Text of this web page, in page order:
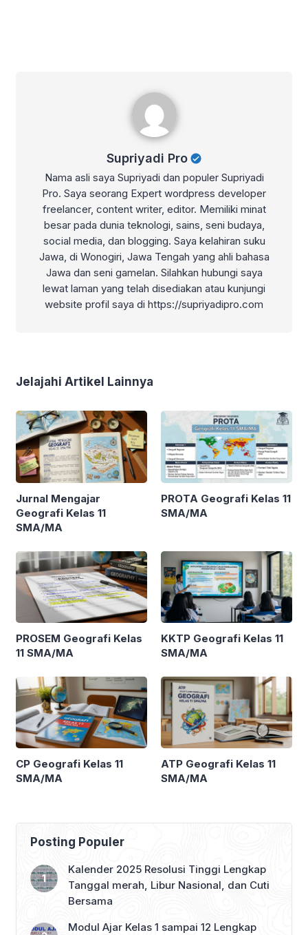
Supriyadi Pro
Nama asli saya Supriyadi dan populer Supriyadi
Pro. Saya seorang Expert wordpress developer
freelancer, content writer, editor. Memiliki minat
besar pada dunia teknologi, sains, seni budaya,
social media, dan blogging. Saya kelahiran suku
Jawa, di Wonogiri, Jawa Tengah yang ahli bahasa
Jawa dan seni gamelan. Silahkan hubungi saya
lewat laman yang telah disediakan atau kunjungi
website profil saya di https://supriyadipro.com
Jelajahi Artikel Lainnya
Jurnal Mengajar
Geografi Kelas 11
SMA/MA
PROTA Geografi Kelas 11
SMA/MA
PROSEM Geografi Kelas
11 SMA/MA
KKTP Geografi Kelas 11
SMA/MA
CP Geografi Kelas 11
SMA/MA
ATP Geografi Kelas 11
SMA/MA
Posting Populer
Kalender 2025 Resolusi Tinggi Lengkap
Tanggal merah, Libur Nasional, dan Cuti
Bersama
Modul Ajar Kelas 1 sampai 12 Lengkap